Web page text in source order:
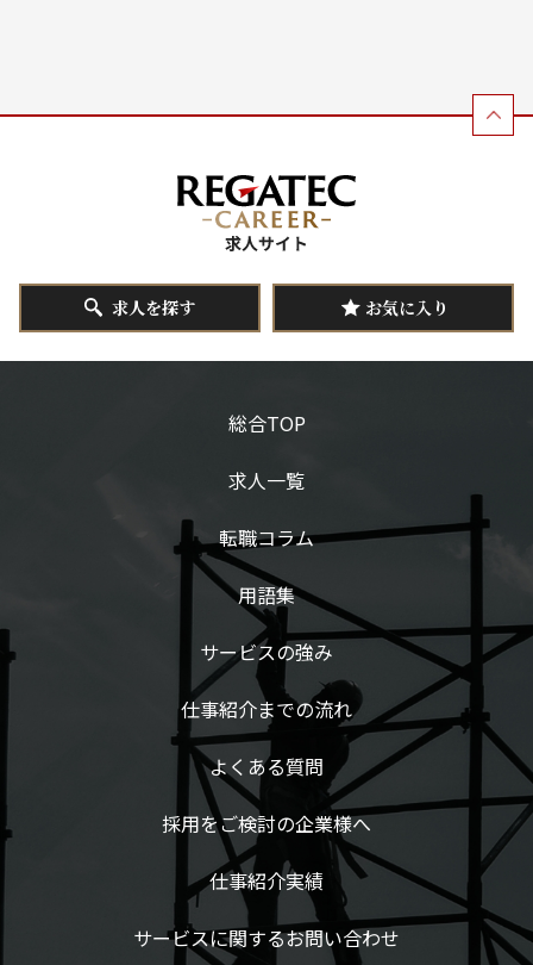
求人を探す お気に入り
総合TOP
求人一覧
転職コラム
用語集
サービスの強み
仕事紹介までの流れ
よくある質問
採用をご検討の企業様へ
仕事紹介実績
サービスに関するお問い合わせ